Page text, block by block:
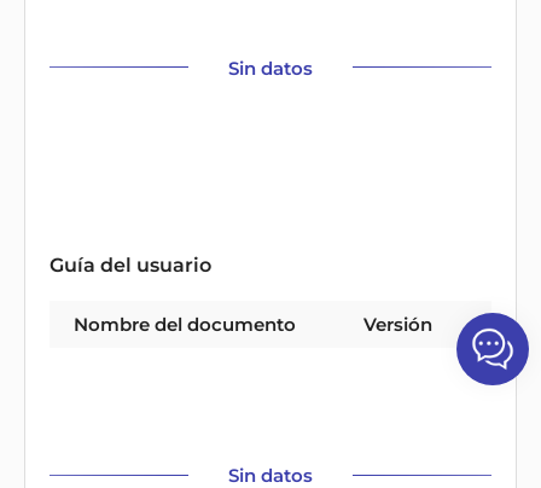
Sin datos
Guía del usuario
Nombre del documento Versión Tipo
Sin datos